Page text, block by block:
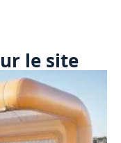
le site